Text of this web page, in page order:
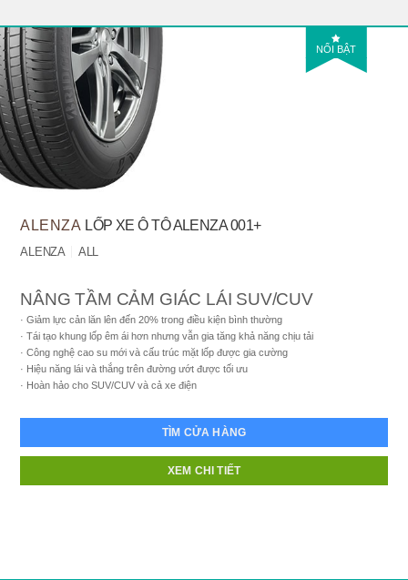
NỔI BẬT
ALENZA LỐP XE Ô TÔ ALENZA 001+
ALENZA ALL
NÂNG TẦM CẢM GIÁC LÁI SUV/CUV
Giảm lực cản lăn lên đến 20% trong điều kiện bình thường
Tái tạo khung lốp êm ái hơn nhưng vẫn gia tăng khả năng chịu tải
Công nghệ cao su mới và cấu trúc mặt lốp được gia cường
Hiệu năng lái và thắng trên đường ướt được tối ưu
Hoàn hảo cho SUV/CUV và cả xe điện
TÌM CỬA HÀNG
XEM CHI TIẾT